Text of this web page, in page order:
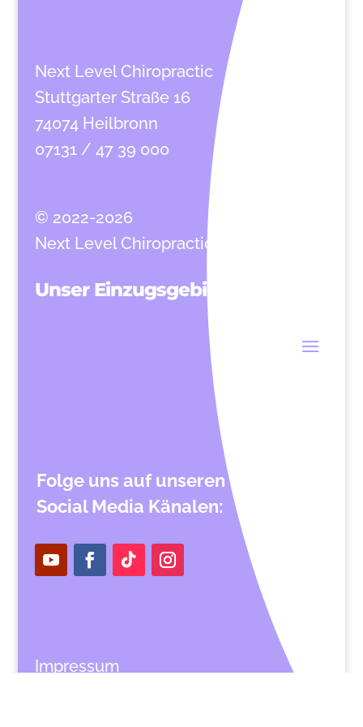
Next Level Chiropractic
Stuttgarter Straße 16
74074 Heilbronn
07131 / 47 39 000
© 2022-2026
Next Level Chiropractic
Unser Einzugsgebiet
Folge uns auf unseren
Social Media Känalen:
Impressum